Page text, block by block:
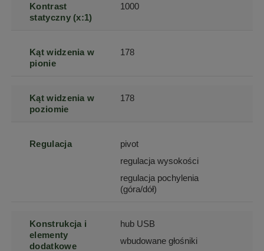
Kontrast
statyczny (x:1)
1000
Kąt widzenia w
pionie
178
Kąt widzenia w
poziomie
178
Regulacja
pivot
regulacja wysokości
regulacja pochylenia
(góra/dół)
Konstrukcja i
elementy
dodatkowe
hub USB
wbudowane głośniki